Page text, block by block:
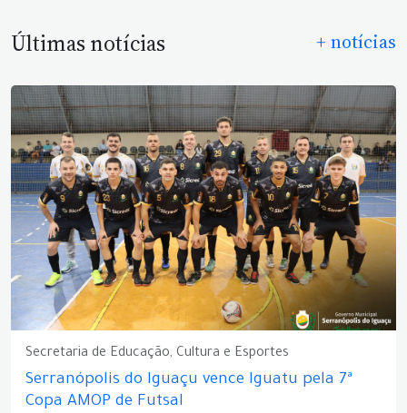
Últimas notícias + notícias
Secretaria de Educação, Cultura e Esportes
Serranópolis do Iguaçu vence Iguatu pela 7ª
Copa AMOP de Futsal